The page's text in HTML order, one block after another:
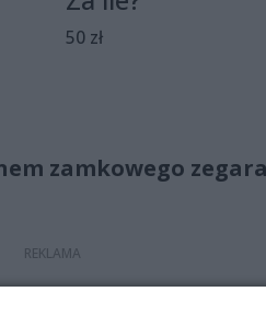
50 zł
zamkowego zegara
się działaniu jego